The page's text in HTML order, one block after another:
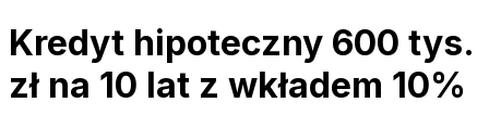
Kredyt hipoteczny 600 tys.
zł na 10 lat z wkładem 10%